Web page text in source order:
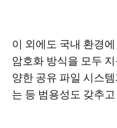
이 외에도 국내 환경
암호화 방식을 모두 지
양한 공유 파일 시스
는 등 범용성도 갖추